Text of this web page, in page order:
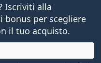
Iscriviti alla
bonus per scegliere
il tuo acquisto.